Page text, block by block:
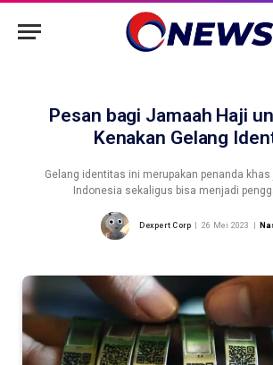
Pesan bagi Jamaah Haji
Kenakan Gelang
Gelang identitas ini merupakan penanda khas
Indonesia sekaligus bisa menjadi
Dexpert Corp 26 Mei 2023